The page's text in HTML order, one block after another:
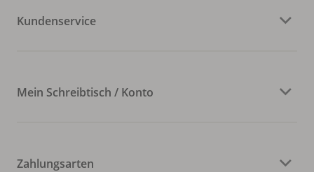
Kundenservice
Mein Schreibtisch / Konto
Zahlungsarten